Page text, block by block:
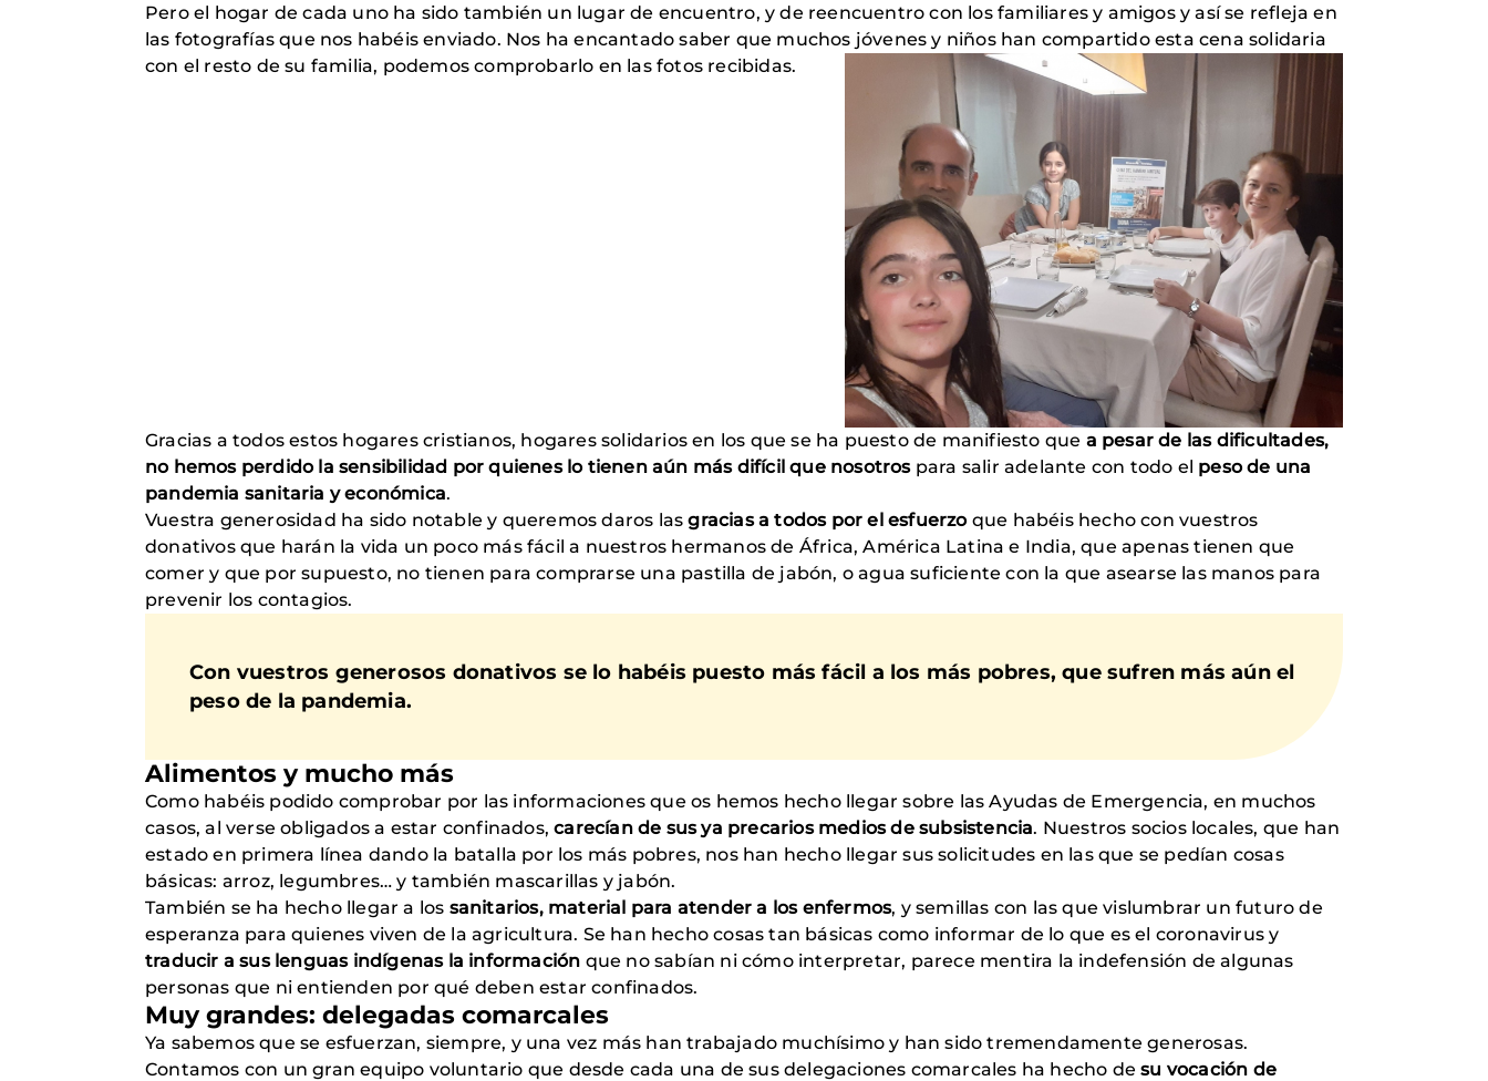
Pero el hogar de cada uno ha sido también un lugar de encuentro, y de reencuentro con los familiares y amigos y así se refleja en
las fotografías que nos habéis enviado. Nos ha encantado saber que muchos jóvenes y niños han compartido esta cena solidaria
con el resto de su familia, podemos comprobarlo en las fotos recibidas.
Gracias a todos estos hogares cristianos, hogares solidarios en los que se ha puesto de manifiesto que a pesar de las dificultades,
no hemos perdido la sensibilidad por quienes lo tienen aún más difícil que nosotrospara salir adelante con todo el peso de una
pandemia sanitaria y económica.
Vuestra generosidad ha sido notable y queremos daros lasgracias a todos por el esfuerzoque habéis hecho con vuestros
donativos que harán la vida un poco más fácil a nuestros hermanos de África, América Latina e India, que apenas tienen que
comer y que por supuesto, no tienen para comprarse una pastilla de jabón, o agua suficiente con la que asearse las manos para
prevenir los contagios.
Con vuestros generosos donativos se lo habéis puesto más fácil a los más pobres, que sufren más aún el
peso de la pandemia.
Alimentos y mucho más
Como habéis podido comprobar por las informaciones que os hemos hecho llegar sobre las Ayudas de Emergencia, en muchos
casos, al verse obligados a estar confinados,carecían de sus ya precarios medios de subsistencia. Nuestros socios locales, que han
estado en primera línea dando la batalla por los más pobres, nos han hecho llegar sus solicitudes en las que se pedían cosas
básicas: arroz, legumbres… y también mascarillas y jabón.
También se ha hecho llegar a los sanitarios, material para atender a los enfermos, y semillas con las que vislumbrar un futuro de
esperanza para quienes viven de la agricultura. Se han hecho cosas tan básicas como informar de lo que es el coronavirus y
traducir a sus lenguas indígenas la información que no sabían ni cómo interpretar, parece mentira la indefensión de algunas
personas que ni entienden por qué deben estar confinados.
Muy grandes: delegadas comarcales
Ya sabemos que se esfuerzan, siempre, y una vez más han trabajado muchísimo y han sido tremendamente generosas.
Contamos con un gran equipo voluntario que desde cada una de sus delegaciones comarcales ha hecho desu vocación de